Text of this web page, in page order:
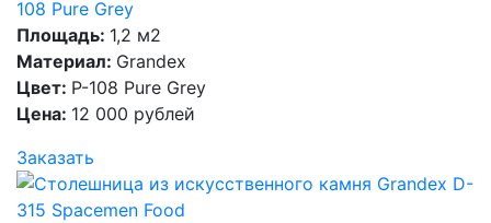
108 Pure Grey
Площадь: 1,2 м2
Материал: Grandex
Цвет: P-108 Pure Grey
Цена: 12 000 рублей
Заказать